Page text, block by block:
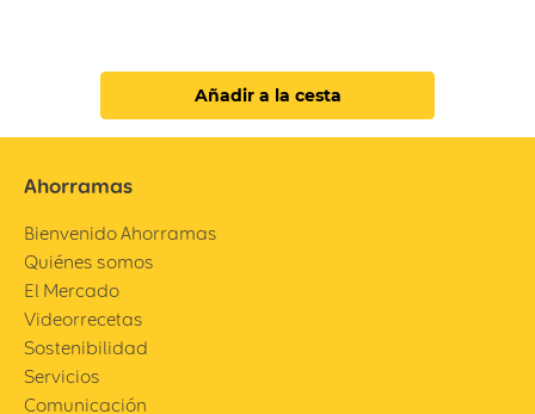
Añadir a la cesta
Ahorramas
Bienvenido Ahorramas
Quiénes somos
El Mercado
Videorrecetas
Sostenibilidad
Servicios
Comunicación